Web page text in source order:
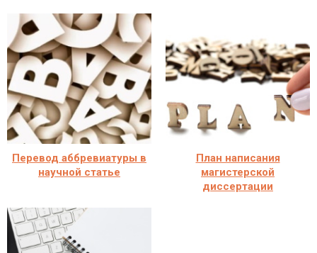
Перевод аббревиатуры в
научной статье
План написания
магистерской
диссертации